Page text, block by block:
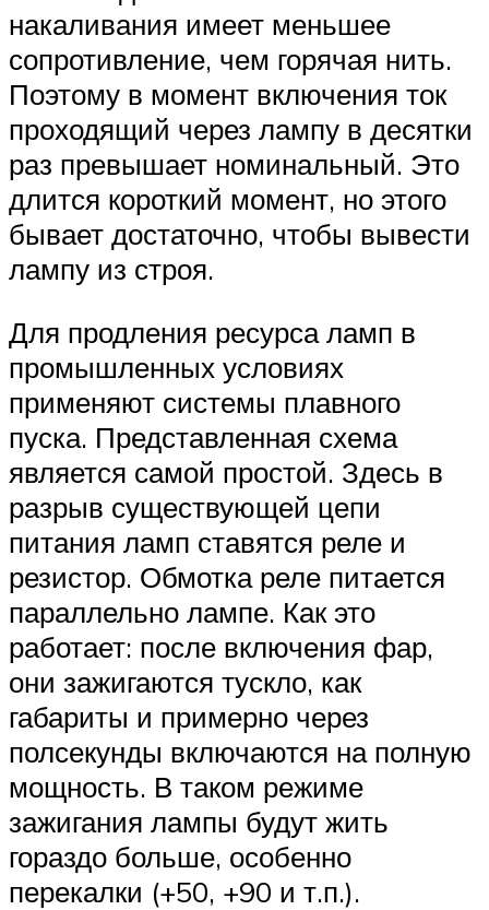
накаливания имеет меньшее
сопротивление, чем горячая нить.
Поэтому в момент включения ток
проходящий через лампу в десятки
раз превышает номинальный. Это
длится короткий момент, но этого
бывает достаточно, чтобы вывести
лампу из строя.
Для продления ресурса ламп в
промышленных условиях
применяют системы плавного
пуска. Представленная схема
является самой простой. Здесь в
разрыв существующей цепи
питания ламп ставятся реле и
резистор. Обмотка реле питается
параллельно лампе. Как это
работает: после включения фар,
они зажигаются тускло, как
габариты и примерно через
полсекунды включаются на полную
мощность. В таком режиме
зажигания лампы будут жить
гораздо больше, особенно
перекалки (+50, +90 и т.п.).